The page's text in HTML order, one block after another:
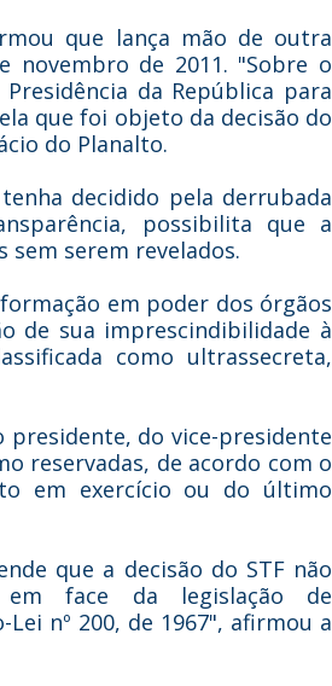
que lança mão de outra
novembro de 2011. "Sobre o
da República para
que foi objeto da decisão do
do Planalto.
decidido pela derrubada
possibilita que a
serem revelados.
em poder dos órgãos
de sua imprescindibilidade à
como ultrassecreta,
presidente, do vice-presidente
reservadas, de acordo com o
em exercício ou do último
que a decisão do STF não
em face da legislação de
nº 200, de 1967", afirmou a